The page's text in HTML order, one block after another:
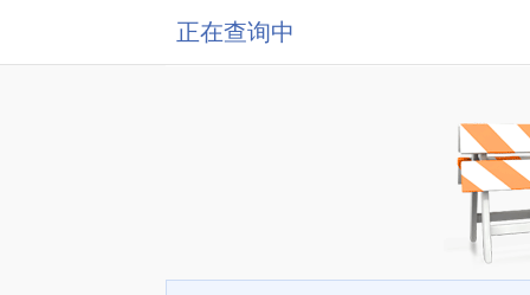
正在查询中